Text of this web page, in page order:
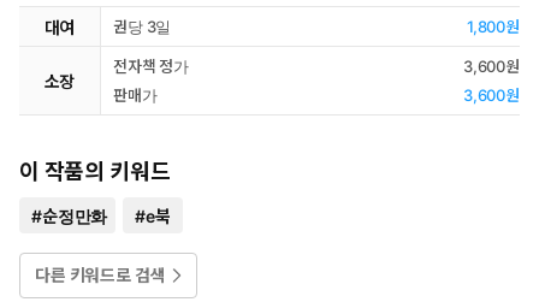
대여 권당 3일 1,800원
소장
전자책 정가
3,600원
판매가
3,600원
이 작품의 키워드
#순정만화 #e북
다른 키워드로 검색